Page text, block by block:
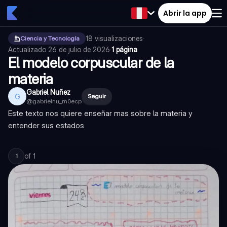
Abrir la app
Ciencia y Tecnología 18 visualizaciones·
Actualizado 26 de julio de 2026·1 página
El modelo corpuscular de la
materia
G Gabriel Nuñez
@gabrielnu_m0ecp
Seguir
Este texto nos quiere enseñar mas sobre la materia y
entender sus estados
1 of 1